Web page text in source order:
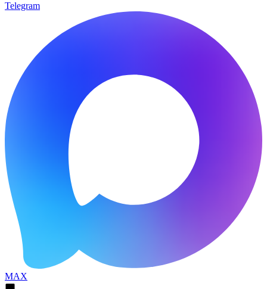
Telegram
MAX